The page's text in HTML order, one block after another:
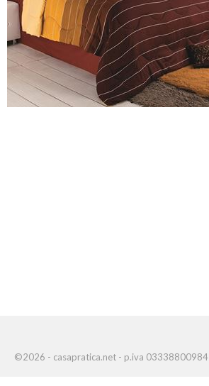
©2026 - casapratica.net - p.iva 03338800984